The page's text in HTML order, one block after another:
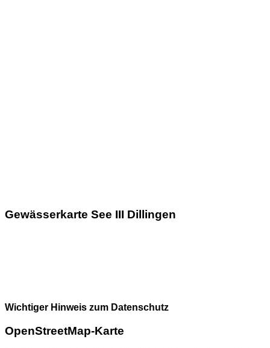
Gewässerkarte See III Dillingen
Wichtiger Hinweis zum Datenschutz
OpenStreetMap-Karte